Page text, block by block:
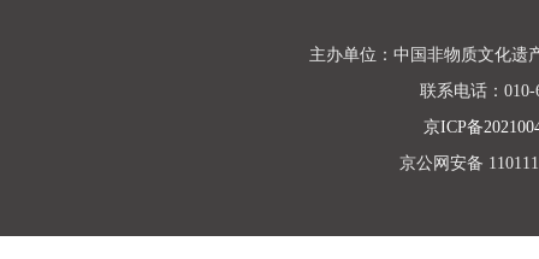
主办单位：中国非物质文化遗
联系电话：010-
京ICP备
京公网安备